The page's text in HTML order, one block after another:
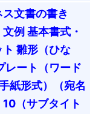
文書の書き
例 基本書式・
ト 雛形（ひな
レート（ワード
紙形式）（宛名
（サブタイト